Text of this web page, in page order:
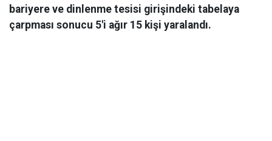
bariyere ve dinlenme tesisi girişindeki tabelaya
çarpması sonucu 5'i ağır 15 kişi yaralandı.